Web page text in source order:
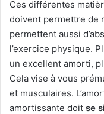
Ces différentes
doivent permettre de
permettent aussi
l’exercice physique.
un excellent amorti,
Cela vise à vous
et musculaires.
amortissante doit se